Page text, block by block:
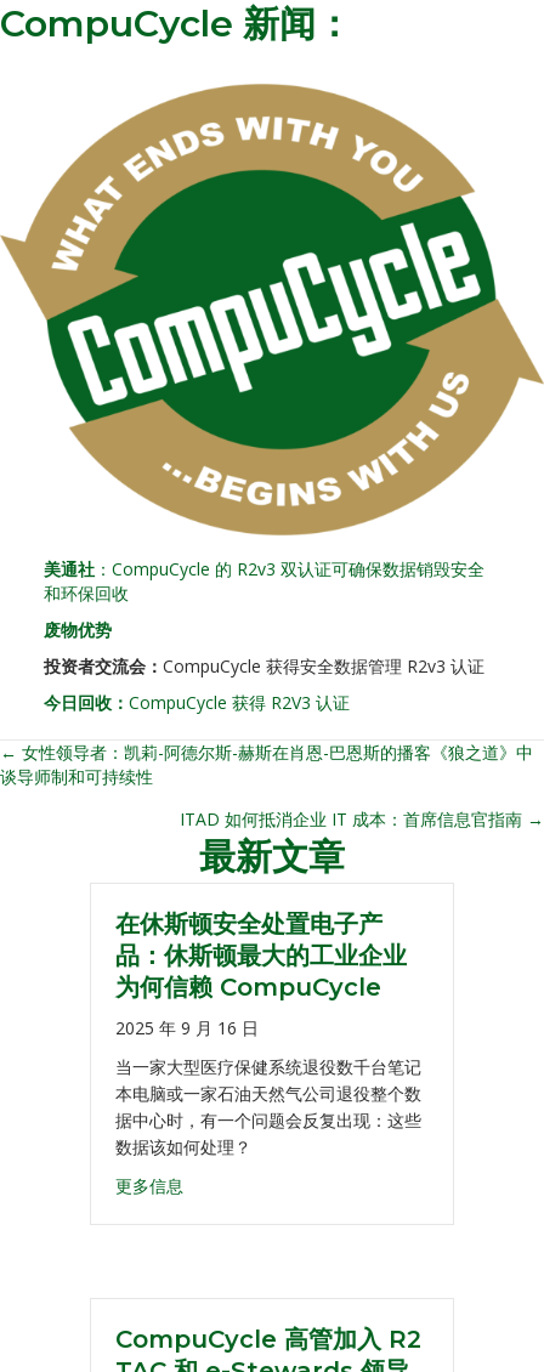
CompuCycle 新闻：
美通社：CompuCycle 的 R2v3 双认证可确保数据销毁安全
和环保回收
废物优势
投资者交流会： CompuCycle 获得安全数据管理 R2v3 认证
今日回收： CompuCycle 获得 R2V3 认证
职
← 女性领导者：凯莉-阿德尔斯-赫斯在肖恩-巴恩斯的播客《狼之道》中
谈导师制和可持续性
ITAD 如何抵消企业 IT 成本：首席信息官指南 →
最新文章
在休斯顿安全处置电子产
品：休斯顿最大的工业企业
为何信赖 CompuCycle
2025 年 9 月 16 日
当一家大型医疗保健系统退役数千台笔记
本电脑或一家石油天然气公司退役整个数
据中心时，有一个问题会反复出现：这些
数据该如何处理？
更多信息
CompuCycle 高管加入 R2